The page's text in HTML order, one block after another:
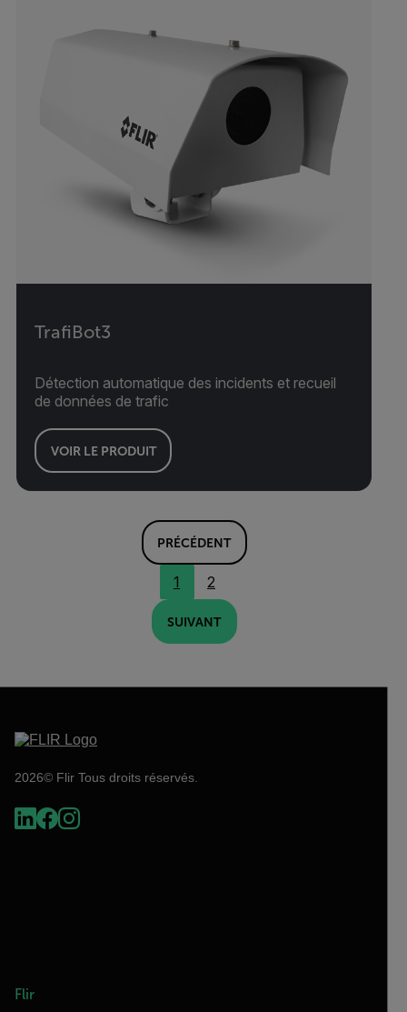
TrafiBot3
Détection automatique des incidents et recueil
de données de trafic
VOIR LE PRODUIT
PRÉCÉDENT
1 2
SUIVANT
2026© Flir Tous droits réservés.
Flir